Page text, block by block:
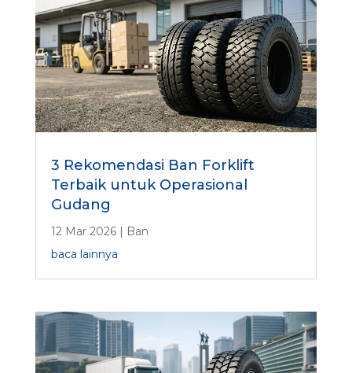
3 Rekomendasi Ban Forklift
Terbaik untuk Operasional
Gudang
12 Mar 2026| Ban
baca lainnya